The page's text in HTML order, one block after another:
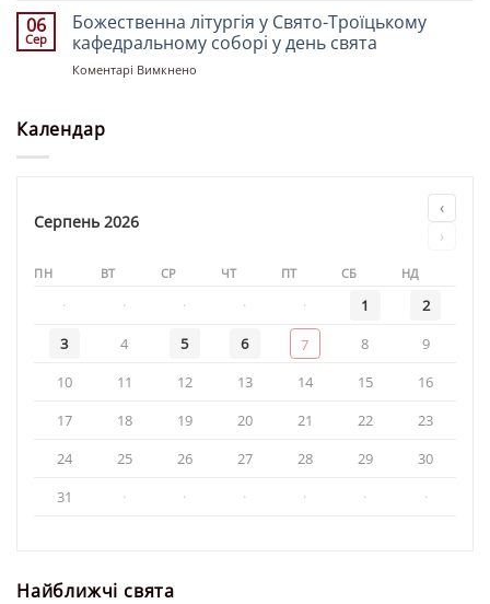
Богослужіння
храмі
06
Сер
Божественна літургія у Свято-Троїцькому
кафедральному соборі у день свята
Коментарі Вимкнено
Календар
Серпень 2026
‹
›
ПН ВТ СР ЧТ ПТ СБ НД
· · · · · 1
2
3
4 5 6 7 8
9
10
11 12 13 14 15
16
17
18 19 20 21 22
23
24
25 26 27 28 29
30
31
· · · · · ·
Найближчі свята